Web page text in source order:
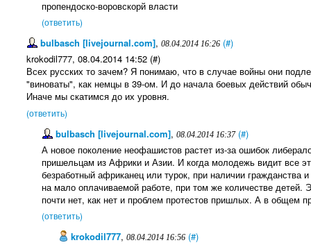
пропендоско-воровскорй власти
(ответить)
bulbasch [livejournal.com], 08.04.2014 16:26 (#)
krokodil777, 08.04.2014 14:52 (#)
Всех русских то зачем? Я понимаю, что в случае войны они
"виноваты", как немцы в 39-ом. И до начала боевых действий
Иначе мы скатимся до их уровня.
(ответить)
bulbasch [livejournal.com],08.04.2014 16:37 (#)
А новое поколение неофашистов растет из-за ошибок
пришельцам из Африки и Азии. И когда молодежь видит все
безработный африканец или турок, при наличии
на мало оплачиваемой работе, при том же количестве детей.
почти нет, как нет и проблем протестов пришлых. А в общем
(ответить)
krokodil777, 08.04.2014 16:56 (#)